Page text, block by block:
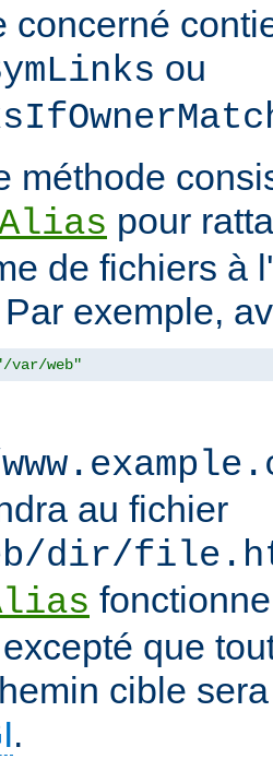
concerné
ou
méthode
pour
de fichiers à
exemple,
var/web"
au fichier
dir/
que
cible
.